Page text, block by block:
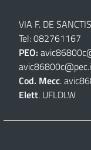
VIA F. DE
Tel: 082761167
PEO:
Cod. Mecc.
Elett. UFLDLW